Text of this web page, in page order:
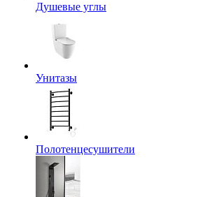
Душевые углы
Унитазы
Полотенцесушители